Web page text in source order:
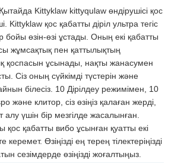
Kittyklaw kittyqulaw өндірушісі қос
Kittyklaw қос қабатты діріл ультра тегіс
бойы өзін-өзі ұстады. Оның екі қабатты
жұмсақтық пен қаттылықтың
қоспасын ұсынады, нақты жанасумен
Сіз оның сүйкімді түстерін және
білесіз. 10 Дірілдеу режимімен, 10
және клитор, сіз өзіңіз қалаған жерді,
алу үшін бір мезгілде жасалынған.
қос қабатты вибо ұсынған қуатты екі
Өзіңізді ең терең тілектеріңізді
сезімдерде өзіңізді жоғалтыңыз.